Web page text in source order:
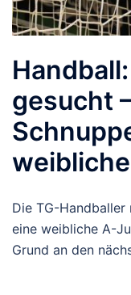
gesucht
Die TG-
eine weibliche A-
Grund an den